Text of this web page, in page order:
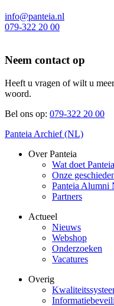
info@panteia.nl
079-322 20 00
Neem contact op
Heeft u vragen of wilt u
woord.
Bel ons op: 079-322 20 00
Panteia Archief (NL)
Over Panteia
Wat doet
Onze
Panteia Alumni
Partners
Actueel
Nieuws
Webshop
Onderzoeken
Vacatures
Overig